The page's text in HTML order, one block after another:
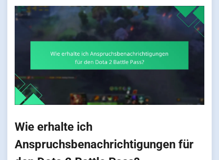
Wie erhalte ich
Anspruchsbenachrichtigungen für